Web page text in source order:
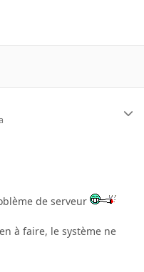
de serveur
à faire, le système ne